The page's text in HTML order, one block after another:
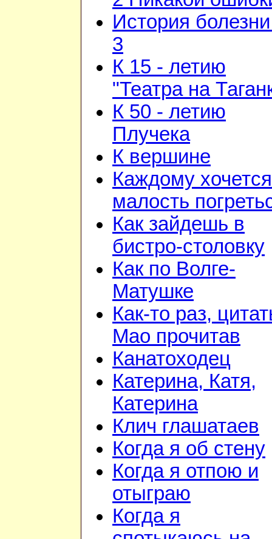
История
3
К 15 - летию
"Театра на
К 50 - летию
Плучека
К вершине
Каждому хочется
малость
Как зайдешь в
бистро-столовку
Как по Волге-
Матушке
Как-то раз,
Мао прочитав
Канатоходец
Катерина, Катя,
Катерина
Клич глашатаев
Когда я об стену
Когда я отпою и
отыграю
Когда я